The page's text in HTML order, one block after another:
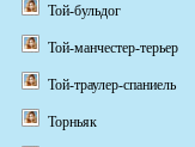
Той-бульдог
Той-манчестер-терьер
Той-траулер-спаниель
Торньяк